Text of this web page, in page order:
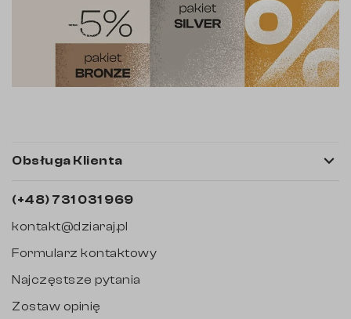
Obsługa Klienta 
(+48) 731 031 969
kontakt@dziaraj.pl
Formularz kontaktowy
Najczęstsze pytania
Zostaw opinię